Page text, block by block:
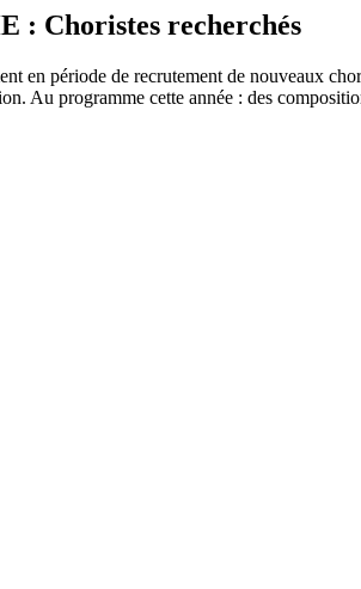
: Choristes recherchés
en période de recrutement de nouveaux
Au programme cette année : des